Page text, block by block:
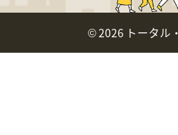
©2026 トータル